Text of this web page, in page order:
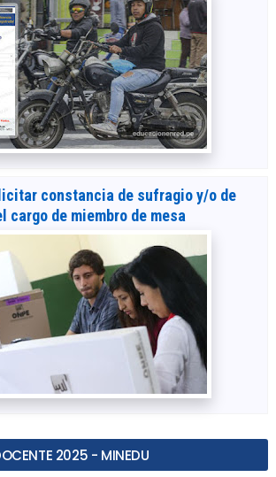
constancia de sufragio y/o de
cargo de miembro de mesa
2025 - MINEDU